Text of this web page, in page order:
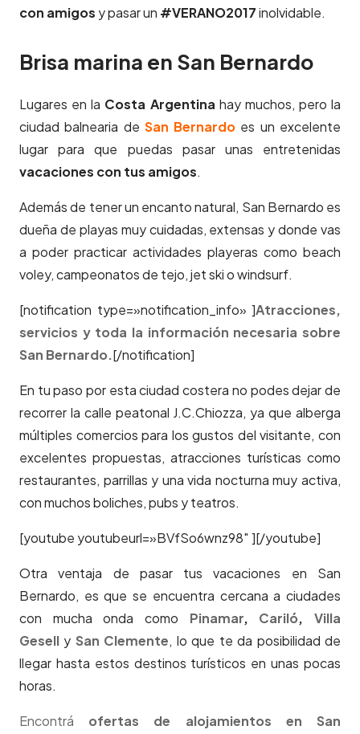
con amigos y pasar un #VERANO2017inolvidable.
Brisa marina en San Bernardo
Lugares en la Costa Argentina hay muchos, pero la
ciudad balnearia de San Bernardo es un excelente
lugar para que puedas pasar unas entretenidas
vacaciones con tus amigos.
Además de tener un encanto natural, San Bernardo es
dueña de playas muy cuidadas, extensas y donde vas
a poder practicar actividades playeras como beach
voley, campeonatos de tejo, jet ski o windsurf.
[notification type=»notification_info» ]Atracciones,
servicios y toda la información necesaria sobre
San Bernardo.[/notification]
En tu paso por esta ciudad costera no podes dejar de
recorrer la calle peatonal J.C.Chiozza, ya que alberga
múltiples comercios para los gustos del visitante, con
excelentes propuestas, atracciones turísticas como
restaurantes, parrillas y una vida nocturna muy activa,
con muchos boliches, pubs y teatros.
[youtube youtubeurl=»BVfSo6wnz98″ ][/youtube]
Otra ventaja de pasar tus vacaciones en San
Bernardo, es que se encuentra cercana a ciudades
con mucha onda como Pinamar, Cariló,Villa
Gesell y San Clemente, lo que te da posibilidad de
llegar hasta estos destinos turísticos en unas pocas
horas.
Encontrá ofertas de alojamientos en San